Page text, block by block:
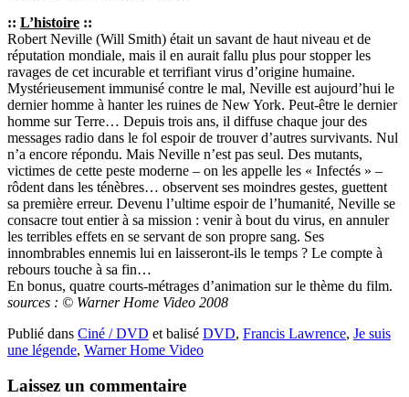
:: L’histoire ::
Robert Neville (Will Smith) était un savant de haut niveau et de
réputation mondiale, mais il en aurait fallu plus pour stopper les
ravages de cet incurable et terrifiant virus d’origine humaine.
Mystérieusement immunisé contre le mal, Neville est aujourd’hui le
dernier homme à hanter les ruines de New York. Peut-être le dernier
homme sur Terre… Depuis trois ans, il diffuse chaque jour des
messages radio dans le fol espoir de trouver d’autres survivants. Nul
n’a encore répondu. Mais Neville n’est pas seul. Des mutants,
victimes de cette peste moderne – on les appelle les « Infectés » –
rôdent dans les ténèbres… observent ses moindres gestes, guettent
sa première erreur. Devenu l’ultime espoir de l’humanité, Neville se
consacre tout entier à sa mission : venir à bout du virus, en annuler
les terribles effets en se servant de son propre sang. Ses
innombrables ennemis lui en laisseront-ils le temps ? Le compte à
rebours touche à sa fin…
En bonus, quatre courts-métrages d’animation sur le thème du film.
sources : © Warner Home Video 2008
Publié dans Ciné / DVD et balisé DVD, Francis Lawrence, Je suis
une légende, Warner Home Video
Laissez un commentaire